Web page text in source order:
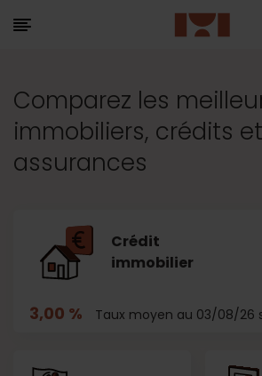
Comparez les
immobiliers, crédits et
assurances
Crédit
immobilier
3,00 % Taux moyen au 03/08/26